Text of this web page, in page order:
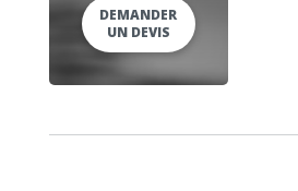
DEMANDER
UN DEVIS